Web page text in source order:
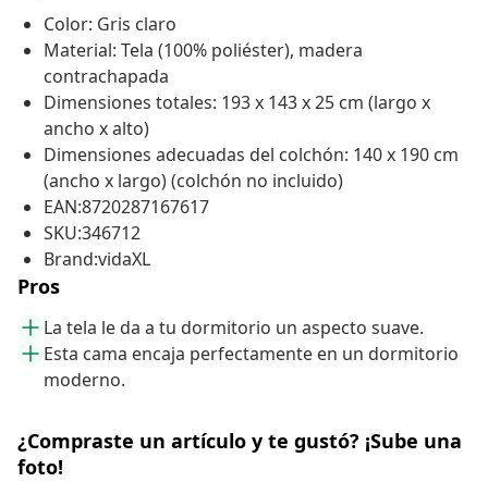
Color: Gris claro
Material: Tela (100% poliéster), madera
contrachapada
Dimensiones totales: 193 x 143 x 25 cm (largo x
ancho x alto)
Dimensiones adecuadas del colchón: 140 x 190 cm
(ancho x largo) (colchón no incluido)
EAN:8720287167617
SKU:346712
Brand:vidaXL
Pros
La tela le da a tu dormitorio un aspecto suave.
Esta cama encaja perfectamente en un dormitorio
moderno.
¿Compraste un artículo y te gustó? ¡Sube una
foto!